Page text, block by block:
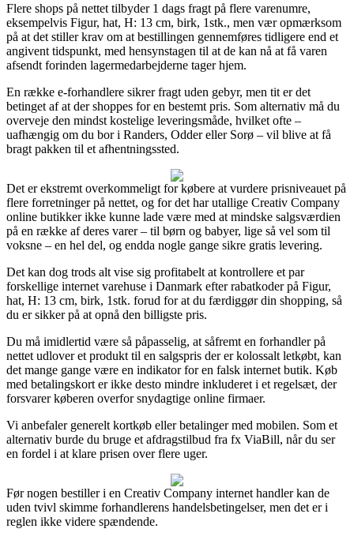
Flere shops på nettet tilbyder 1 dags fragt på flere varenumre,
eksempelvis Figur, hat, H: 13 cm, birk, 1stk., men vær opmærksom
på at det stiller krav om at bestillingen gennemføres tidligere end et
angivent tidspunkt, med hensynstagen til at de kan nå at få varen
afsendt forinden lagermedarbejderne tager hjem.
En række e-forhandlere sikrer fragt uden gebyr, men tit er det
betinget af at der shoppes for en bestemt pris. Som alternativ må du
overveje den mindst kostelige leveringsmåde, hvilket ofte –
uafhængig om du bor i Randers, Odder eller Sorø – vil blive at få
bragt pakken til et afhentningssted.
Det er ekstremt overkommeligt for købere at vurdere prisniveauet på
flere forretninger på nettet, og for det har utallige Creativ Company
online butikker ikke kunne lade være med at mindske salgsværdien
på en række af deres varer – til børn og babyer, lige så vel som til
voksne – en hel del, og endda nogle gange sikre gratis levering.
Det kan dog trods alt vise sig profitabelt at kontrollere et par
forskellige internet varehuse i Danmark efter rabatkoder på Figur,
hat, H: 13 cm, birk, 1stk. forud for at du færdiggør din shopping, så
du er sikker på at opnå den billigste pris.
Du må imidlertid være så påpasselig, at såfremt en forhandler på
nettet udlover et produkt til en salgspris der er kolossalt letkøbt, kan
det mange gange være en indikator for en falsk internet butik. Køb
med betalingskort er ikke desto mindre inkluderet i et regelsæt, der
forsvarer køberen overfor snydagtige online firmaer.
Vi anbefaler generelt kortkøb eller betalinger med mobilen. Som et
alternativ burde du bruge et afdragstilbud fra fx ViaBill, når du ser
en fordel i at klare prisen over flere uger.
Før nogen bestiller i en Creativ Company internet handler kan de
uden tvivl skimme forhandlerens handelsbetingelser, men det er i
reglen ikke videre spændende.